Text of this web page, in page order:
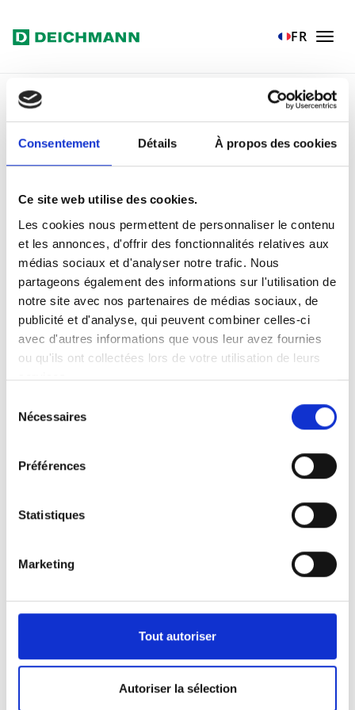
Consentement Détails À propos des cookies
Ce site web utilise des cookies.
Les cookies nous permettent de personnaliser le contenu
et les annonces, d'offrir des fonctionnalités relatives aux
médias sociaux et d'analyser notre trafic. Nous
partageons également des informations sur l'utilisation de
notre site avec nos partenaires de médias sociaux, de
publicité et d'analyse, qui peuvent combiner celles-ci
avec d'autres informations que vous leur avez fournies
ou qu'ils ont collectées lors de votre utilisation de leurs
services.
Nécessaires
Préférences
Statistiques
Marketing
Tout autoriser
Autoriser la sélection
Aller au contenu principal FR
Home Presse
Photo de presse
Photo de presse
Omnichannel
72dpi 300dpi